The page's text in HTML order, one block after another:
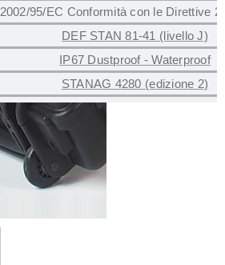
2002/95/EC Conformità con le Direttive
DEF STAN 81-41 (livello J)
IP67 Dustproof - Waterproof
STANAG 4280 (edizione 2)